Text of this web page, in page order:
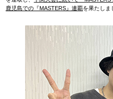
鹿児島での『MASTERS』連覇を果たしま